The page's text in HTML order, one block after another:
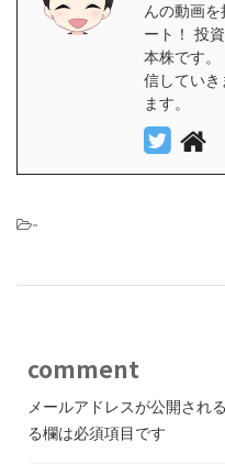
んの動画
ート！ 投
本株です。
信していき
ます。
-
comment
メールアドレスが公開され
る欄は必須項目です